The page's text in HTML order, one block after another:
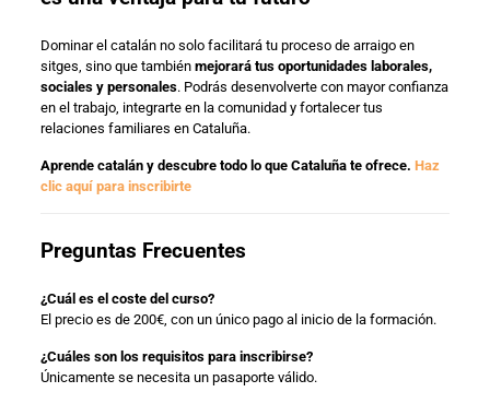
Dominar el catalán no solo facilitará tu proceso de arraigo en
sitges, sino que también mejorará tus oportunidades laborales,
sociales y personales. Podrás desenvolverte con mayor confianza
en el trabajo, integrarte en la comunidad y fortalecer tus
relaciones familiares en Cataluña.
Aprende catalán y descubre todo lo que Cataluña te ofrece. Haz
clic aquí para inscribirte
Preguntas Frecuentes
¿Cuál es el coste del curso?
El precio es de 200€, con un único pago al inicio de la formación.
¿Cuáles son los requisitos para inscribirse?
Únicamente se necesita un pasaporte válido.